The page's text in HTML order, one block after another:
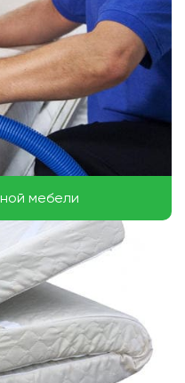
мебели